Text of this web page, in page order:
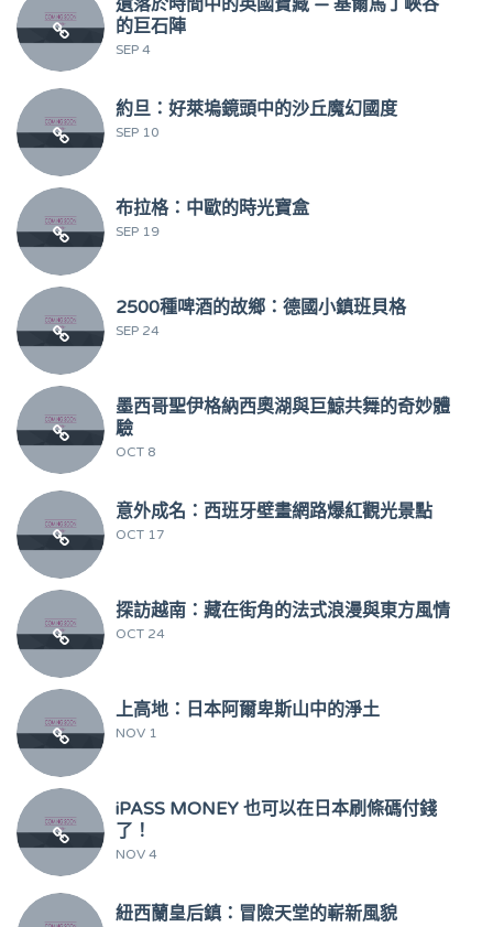
的巨石陣
SEP 4
約旦：好萊塢鏡頭中的沙丘魔幻國度
SEP 10
布拉格：中歐的時光寶盒
SEP 19
2500種啤酒的故鄉：德國小鎮班貝格
SEP 24
墨西哥聖伊格納西奧湖與巨鯨共舞的奇妙體
驗
OCT 8
意外成名：西班牙壁畫網路爆紅觀光景點
OCT 17
探訪越南：藏在街角的法式浪漫與東方風情
OCT 24
上高地：日本阿爾卑斯山中的淨土
NOV 1
iPASS MONEY 也可以在日本刷條碼付錢
了！
NOV 4
紐西蘭皇后鎮：冒險天堂的嶄新風貌